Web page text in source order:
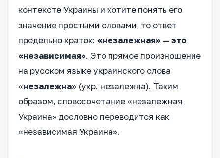
контексте Украины и хотите понять его
значение простыми словами, то ответ
предельно краток: «незалежная» — это
«независимая». Это прямое произношение
на русском языке украинского слова
«незалежна» (укр. незалежна). Таким
образом, словосочетание «незалежная
Украина» дословно переводится как
«независимая Украина».